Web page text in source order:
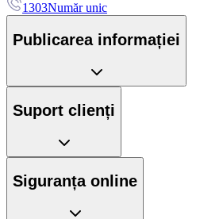
1303Număr unic
Publicarea informației
Suport clienți
Siguranța online